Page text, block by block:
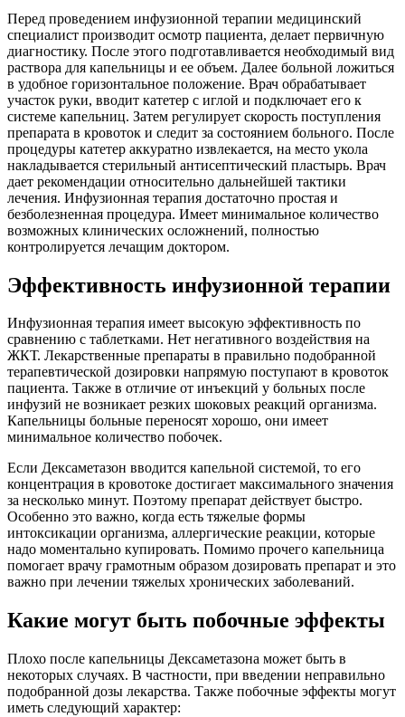
Перед проведением инфузионной терапии медицинский
специалист производит осмотр пациента, делает первичную
диагностику. После этого подготавливается необходимый вид
раствора для капельницы и ее объем. Далее больной ложиться
в удобное горизонтальное положение. Врач обрабатывает
участок руки, вводит катетер с иглой и подключает его к
системе капельниц. Затем регулирует скорость поступления
препарата в кровоток и следит за состоянием больного. После
процедуры катетер аккуратно извлекается, на место укола
накладывается стерильный антисептический пластырь. Врач
дает рекомендации относительно дальнейшей тактики
лечения. Инфузионная терапия достаточно простая и
безболезненная процедура. Имеет минимальное количество
возможных клинических осложнений, полностью
контролируется лечащим доктором.
Эффективность инфузионной терапии
Инфузионная терапия имеет высокую эффективность по
сравнению с таблетками. Нет негативного воздействия на
ЖКТ. Лекарственные препараты в правильно подобранной
терапевтической дозировки напрямую поступают в кровоток
пациента. Также в отличие от инъекций у больных после
инфузий не возникает резких шоковых реакций организма.
Капельницы больные переносят хорошо, они имеет
минимальное количество побочек.
Если Дексаметазон вводится капельной системой, то его
концентрация в кровотоке достигает максимального значения
за несколько минут. Поэтому препарат действует быстро.
Особенно это важно, когда есть тяжелые формы
интоксикации организма, аллергические реакции, которые
надо моментально купировать. Помимо прочего капельница
помогает врачу грамотным образом дозировать препарат и это
важно при лечении тяжелых хронических заболеваний.
Какие могут быть побочные эффекты
Плохо после капельницы Дексаметазона может быть в
некоторых случаях. В частности, при введении неправильно
подобранной дозы лекарства. Также побочные эффекты могут
иметь следующий характер: